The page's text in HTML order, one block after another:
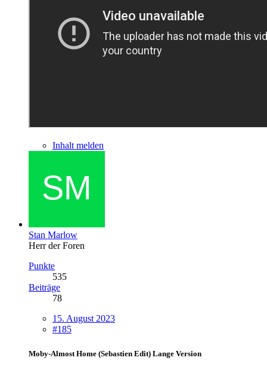
Inhalt melden
Stan Marlow
Herr der Foren
Punkte
535
Beiträge
78
15. August 2023
#185
Moby-Almost Home (Sebastien Edit) Lange Version